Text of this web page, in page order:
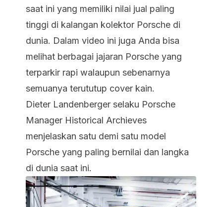
saat ini yang memiliki nilai jual paling
tinggi di kalangan kolektor Porsche di
dunia. Dalam video ini juga Anda bisa
melihat berbagai jajaran Porsche yang
terparkir rapi walaupun sebenarnya
semuanya terututup cover kain.
Dieter Landenberger selaku Porsche
Manager Historical Archieves
menjelaskan satu demi satu model
Porsche yang paling bernilai dan langka
di dunia saat ini.